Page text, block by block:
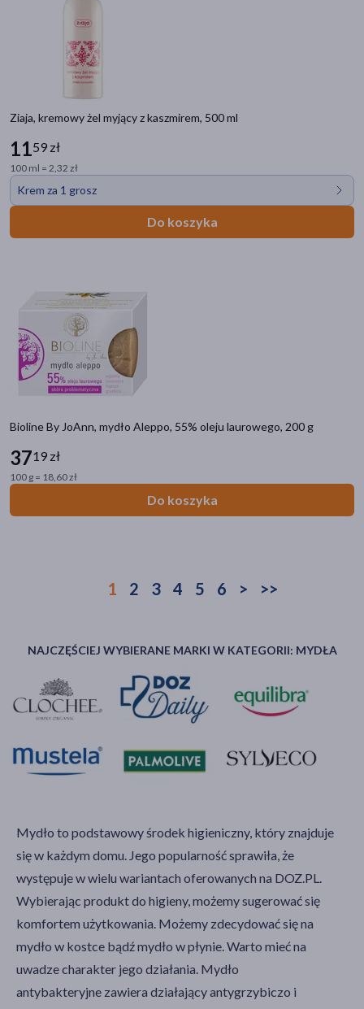
Ziaja, kremowy żel myjący z kaszmirem, 500 ml
1159 zł
100 ml = 2,32 zł
Krem za 1 grosz
Do koszyka
Bioline By JoAnn, mydło Aleppo, 55% oleju laurowego, 200 g
3719 zł
100 g = 18,60 zł
Do koszyka
1 2 3 4 5 6 > >>
NAJCZĘŚCIEJ WYBIERANE MARKI W KATEGORII: MYDŁA
Mydło to podstawowy środek higieniczny, który znajduje
się w każdym domu. Jego popularność sprawiła, że
występuje w wielu wariantach oferowanych na DOZ.PL.
Wybierając produkt do higieny, możemy sugerować się
komfortem użytkowania. Możemy zdecydować się na
mydło w kostce bądź mydło w płynie. Warto mieć na
uwadze charakter jego działania. Mydło
antybakteryjne zawiera działający antygrzybiczo i